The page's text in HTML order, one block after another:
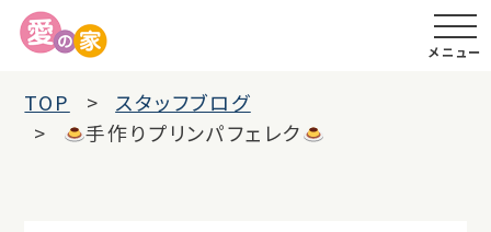
メニュー
TOP
スタッフブログ
手作りプリンパフェレク